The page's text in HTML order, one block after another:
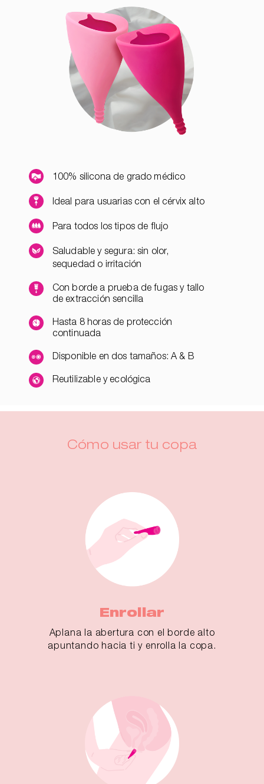
100% silicona de grado médico
Ideal para usuarias con el cérvix alto
Para todos los tipos de flujo
Saludable y segura: sin olor,
sequedad o irritación
Con borde a prueba de fugas y tallo
de extracción sencilla
Hasta 8 horas de protección
continuada
Disponible en dos tamaños: A & B
Reutilizable y ecológica
Cómo usar tu copa
Enrollar
Aplana la abertura con el borde alto
apuntando hacia ti y enrolla la copa.